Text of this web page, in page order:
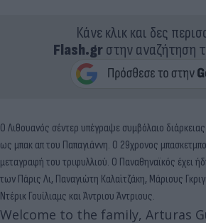
Κάνε κλικ και δες
Flash.grστην αναζήτηση
Ο Λιθουανός σέντερ υπέγραψε συμβόλαιο
ως μπακ απ του Παπαγιάννη. Ο 29χρονος
μεταγραφή του τριφυλλιού. Ο Παναθηναϊκός έχει
των Πάρις Λι, Παναγιώτη Καλαϊτζάκη, Μάριους
Ντέρικ Γουίλιαμς και Άντριου Άντριους.
Welcome to the family, Arturas